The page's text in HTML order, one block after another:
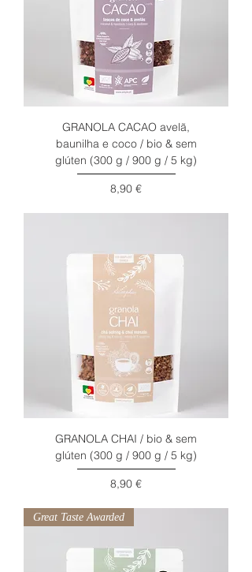
GRANOLA CACAO avelã,
baunilha e coco / bio & sem
glúten (300 g / 900 g / 5 kg)
Preço
8,90 €
GRANOLA CHAI / bio & sem
glúten (300 g / 900 g / 5 kg)
Preço
8,90 €
Great Taste Awarded